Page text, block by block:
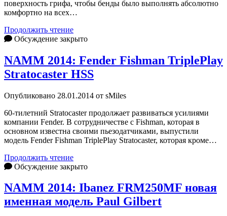
поверхность грифа, чтобы бенды было выполнять абсолютно
комфортно на всех…
Продолжить чтениеНовый
взгляд
бенды
от
Taras
Обсуждение закрыто
NAMM 2014: Fender Fishman TriplePlay
Stratocaster HSS
Опубликовано 28.01.2014 от sMiles
60-тилетний Stratocaster продолжает развиваться усилиями
компании Fender. В сотрудничестве с Fishman, которая в
основном известна своими пьезодатчиками, выпустили
модель Fender Fishman TriplePlay Stratocaster, которая кроме…
Продолжить чтениеNAMM
2014:
Fishman
TriplePlay
Stratocaster
Обсуждение закрыто
NAMM 2014: Ibanez FRM250MF новая
именная модель Paul Gilbert